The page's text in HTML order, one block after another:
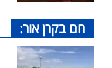
חם בקרן אור: